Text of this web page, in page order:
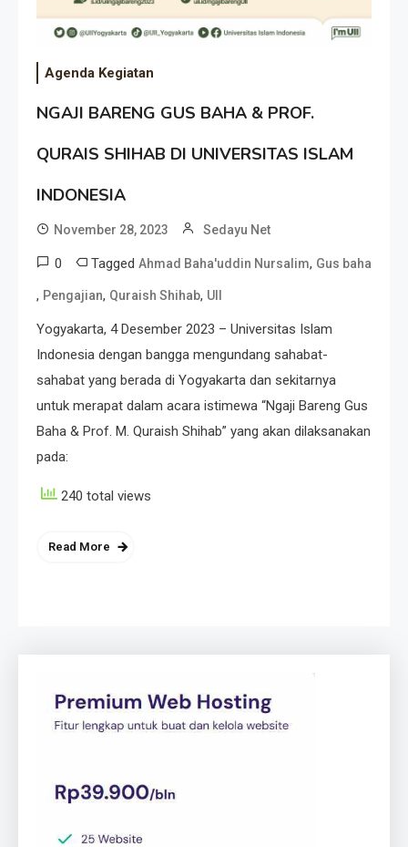
Agenda Kegiatan
NGAJI BARENG GUS BAHA & PROF.
QURAIS SHIHAB DI UNIVERSITAS ISLAM
INDONESIA
November 28, 2023 Sedayu Net
0 Tagged Ahmad Baha'uddin Nursalim, Gus baha
, Pengajian, Quraish Shihab, UII
Yogyakarta, 4 Desember 2023 – Universitas Islam
Indonesia dengan bangga mengundang sahabat-
sahabat yang berada di Yogyakarta dan sekitarnya
untuk merapat dalam acara istimewa “Ngaji Bareng Gus
Baha & Prof. M. Quraish Shihab” yang akan dilaksanakan
pada:
240 total views
Read More